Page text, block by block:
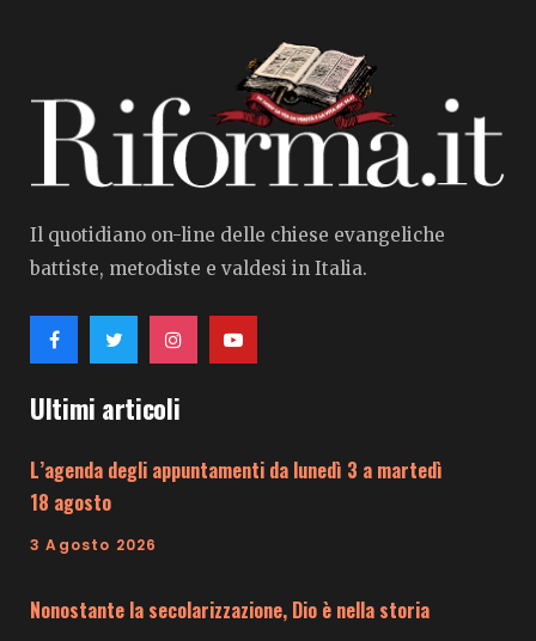
Il quotidiano on-line delle chiese evangeliche
battiste, metodiste e valdesi in Italia.
Ultimi articoli
L’agenda degli appuntamenti da lunedì 3 a martedì
18 agosto
3 Agosto 2026
Nonostante la secolarizzazione, Dio è nella storia